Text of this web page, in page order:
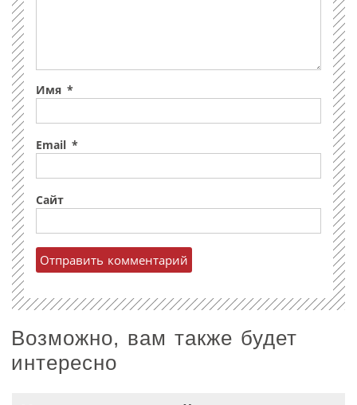
Имя *
Email *
Сайт
Возможно, вам также будет
интересно